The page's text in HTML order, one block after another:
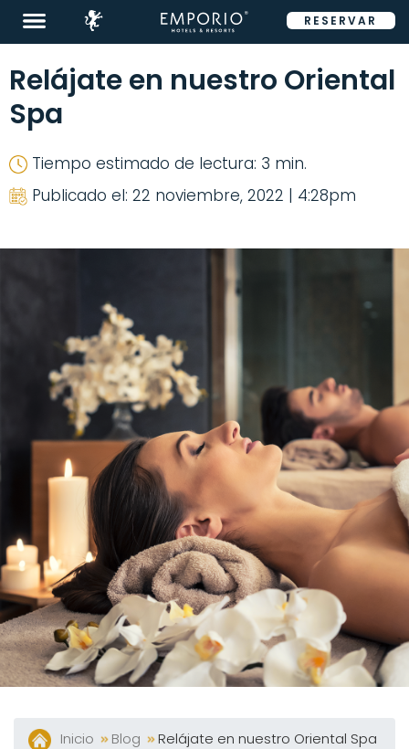
Destinos
Habitaciones
Bares
Eventos
Tour
360°
Blog
Contacto
Spa
Facturación
Electrónica
Preguntas
Frecuentes
ENG
RESERVAR
Relájate en nuestro Oriental
Spa
Tiempo estimado de lectura: 3 min.
Publicado el: 22 noviembre, 2022 | 4:28pm
Inicio Blog Relájate en nuestro Oriental Spa